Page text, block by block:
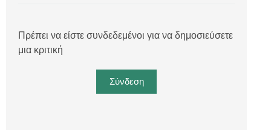
Πρέπει να είστε συνδεδεμένοι για να δημοσιεύσετε
μια κριτική
Σύνδεση